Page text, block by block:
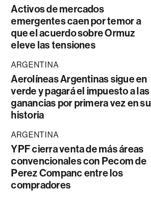
Activos de mercados
emergentes caen por temor a
que el acuerdo sobre Ormuz
eleve las tensiones
ARGENTINA
Aerolíneas Argentinas sigue en
verde y pagará el impuesto a las
ganancias por primera vez en su
historia
ARGENTINA
YPF cierra venta de más áreas
convencionales con Pecom de
Perez Companc entre los
compradores